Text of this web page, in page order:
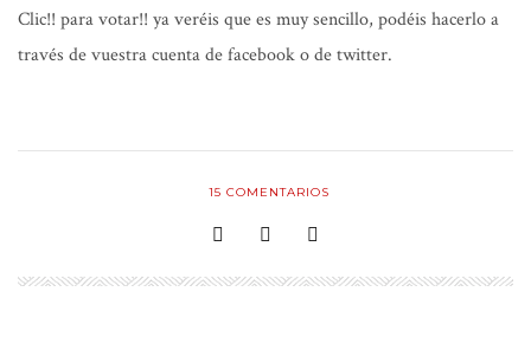
Clic!! para votar!! ya veréis que es muy sencillo, podéis hacerlo a
través de vuestra cuenta de facebook o de twitter.
15 COMENTARIOS